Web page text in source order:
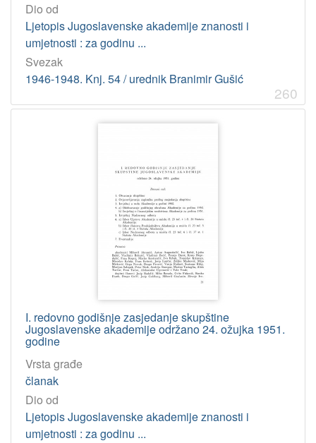
Dio od
Ljetopis Jugoslavenske akademije znanosti i
umjetnosti : za godinu ...
Svezak
1946-1948. Knj. 54 / urednik Branimir Gušić
260
I. redovno godišnje zasjedanje skupštine
Jugoslavenske akademije održano 24. ožujka 1951.
godine
Vrsta građe
članak
Dio od
Ljetopis Jugoslavenske akademije znanosti i
umjetnosti : za godinu ...